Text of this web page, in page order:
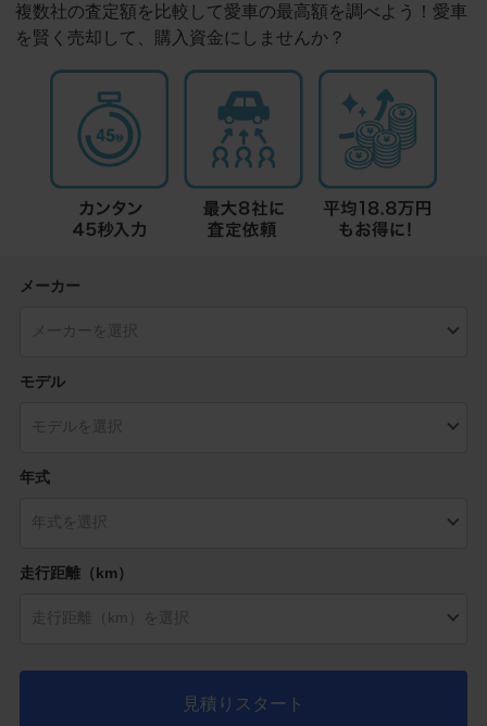
複数社の査定額を比較して愛車の最高額を調べよう！愛車
を賢く売却して、購入資金にしませんか？
メーカー
モデル
年式
走行距離（km）
見積りスタート